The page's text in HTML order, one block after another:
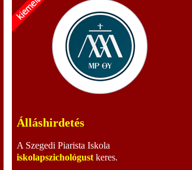
Álláshirdetés
A Szegedi Piarista Iskola
iskolapszichológust keres.